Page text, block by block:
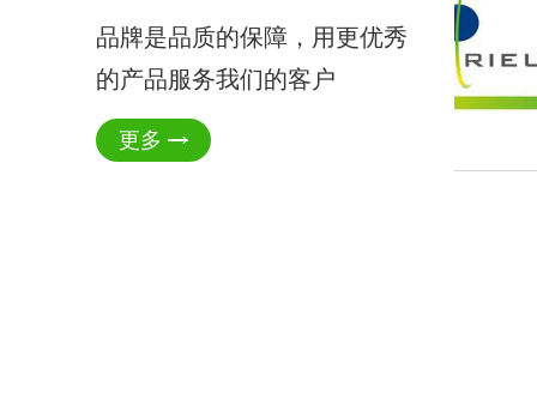
品牌是品质的保障，用更优秀
的产品服务我们的客户
更多